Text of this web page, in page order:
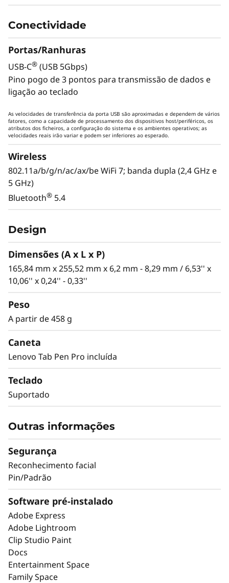
Lenovo Yoga Tab
Com IA que aguça as suas ideias e um ecrã que
dá vida a cada detalhe, o Lenovo Yoga Tab é o
seu espaço para desenhar, fazer streaming e
Tablet brilhante de 11,1″ com ecrã
PureSight Pro e Dolby Vision
EXPERIÊNCIA SENSORIAL DE PRECISÃO
Conectividade
Portas/Ranhuras
USB-C® (USB 5Gbps)
Pino pogo de 3 pontos para transmissão de dados e
ligação ao teclado
As velocidades de transferência da porta USB são aproximadas e dependem de vários
fatores, como a capacidade de processamento dos dispositivos host/periféricos, os
atributos dos ficheiros, a configuração do sistema e os ambientes operativos; as
velocidades reais irão variar e podem ser inferiores ao esperado.
Wireless
802.11a/b/g/n/ac/ax/be WiFi 7; banda dupla (2,4 GHz e
5 GHz)
Bluetooth® 5.4
Design
Dimensões (A x L x P)
165,84 mm x 255,52 mm x 6,2 mm - 8,29 mm / 6,53'' x
10,06'' x 0,24'' - 0,33''
Peso
A partir de 458 g
Caneta
Lenovo Tab Pen Pro incluída
Teclado
Suportado
Outras informações
Segurança
Reconhecimento facial
Pin/Padrão
Software pré-instalado
Adobe Express
Adobe Lightroom
Clip Studio Paint
Docs
Entertainment Space
Family Space